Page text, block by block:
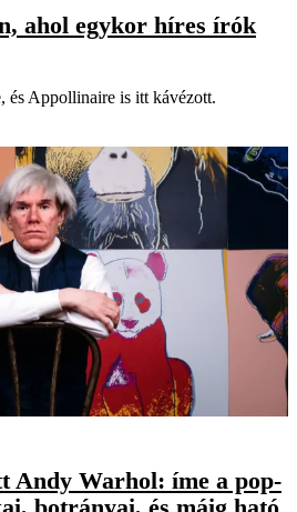
ahol egykor híres írók
és Appollinaire is itt kávézott.
Andy Warhol: íme a pop-